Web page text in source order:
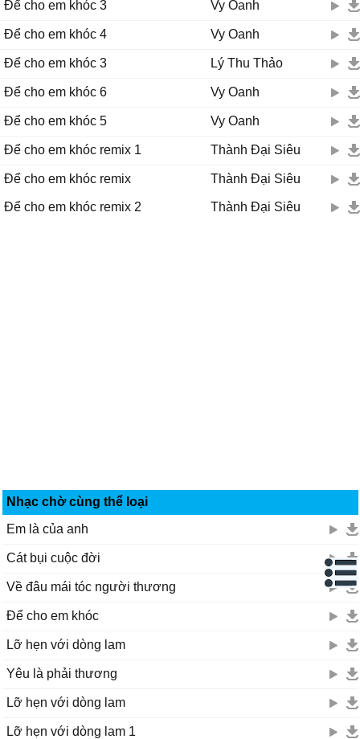
Để cho em khóc 3 Vy Oanh
Để cho em khóc 4 Vy Oanh
Để cho em khóc 3 Lý Thu Thảo
Để cho em khóc 6 Vy Oanh
Để cho em khóc 5 Vy Oanh
Để cho em khóc remix 1 Thành Đại Siêu
Để cho em khóc remix Thành Đại Siêu
Để cho em khóc remix 2 Thành Đại Siêu
Nhạc chờ cùng thể loại
Em là của anh
Cát bụi cuộc đời
Về đâu mái tóc người thương
Để cho em khóc
Lỡ hẹn với dòng lam
Yêu là phải thương
Lỡ hẹn với dòng lam
Lỡ hẹn với dòng lam 1